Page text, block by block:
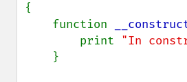
{
    function
        print
"In